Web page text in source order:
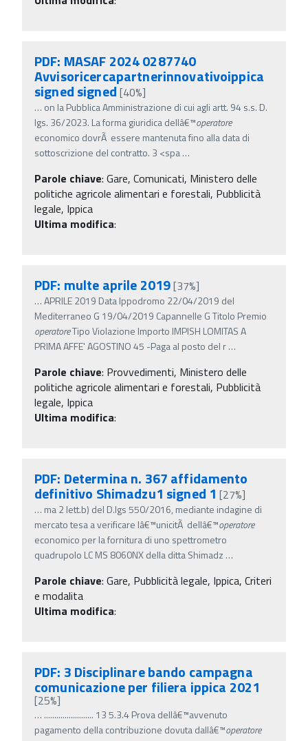
PDF: MASAF 2024 0287740
Avvisoricercapartnerinnovativoippica
signed signed [40%]
… on la Pubblica Amministrazione di cui agli artt. 94 s.s. D.
lgs. 36/2023. La forma giuridica dellâ€™operatore
economico dovrÃ essere mantenuta fino alla data di
sottoscrizione del contratto. 3 <spa…
Parole chiave: Gare, Comunicati, Ministero delle
politiche agricole alimentari e forestali, Pubblicità
legale, Ippica
Ultima modifica:
PDF: multe aprile 2019[37%]
…APRILE 2019 Data Ippodromo 22/04/2019 del
Mediterraneo G 19/04/2019 Capannelle G Titolo Premio
operatoreTipo Violazione Importo IMPISH LOMITAS A
PRIMA AFFE' AGOSTINO 45 -Paga al posto del r…
Parole chiave: Provvedimenti, Ministero delle
politiche agricole alimentari e forestali, Pubblicità
legale, Ippica
Ultima modifica:
PDF: Determina n. 367 affidamento
definitivo Shimadzu1 signed 1[27%]
… ma 2 lett.b) del D.lgs 550/2016, mediante indagine di
mercato tesa a verificare lâ€™unicitÃ dellâ€™operatore
economico per la fornitura di uno spettrometro
quadrupolo LC MS 8060NX della ditta Shimadz …
Parole chiave: Gare, Pubblicità legale, Ippica, Criteri
e modalita
Ultima modifica:
PDF: 3 Disciplinare bando campagna
comunicazione per filiera ippica 2021
[25%]
… ........................ 13 5.3.4 Prova dellâ€™avvenuto
pagamento della contribuzione dovuta dallâ€™operatore